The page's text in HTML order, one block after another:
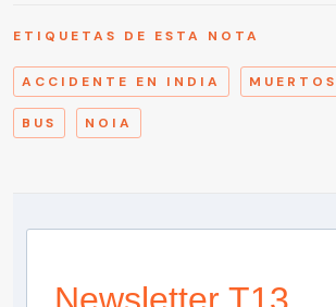
ETIQUETAS DE ESTA NOTA
ACCIDENTE EN INDIA MUERTOS
BUS NOIA
Newsletter T13